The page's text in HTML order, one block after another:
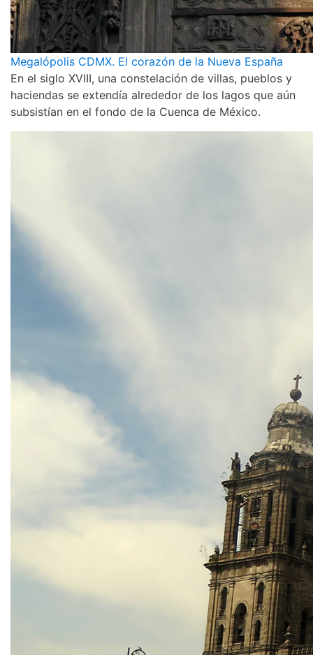
Megalópolis CDMX. El corazón de la Nueva España
En el siglo XVIII, una constelación de villas, pueblos y
haciendas se extendía alrededor de los lagos que aún
subsistían en el fondo de la Cuenca de México.